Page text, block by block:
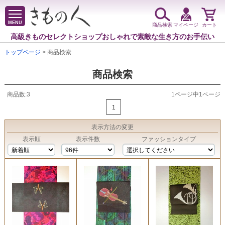
MENU
高級きものセレクトショップおしゃれで素敵な生き方のお手伝い
商品検索マイページ カート
トップページ > 商品検索
商品検索
商品数:3
1ページ中1ページ
1
表示方法の変更
表示順
表示件数 ファッションタイプ